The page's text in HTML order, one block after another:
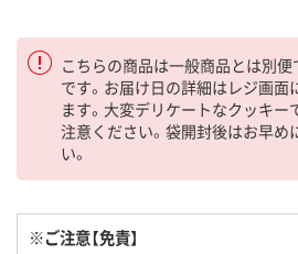
こちらの商品は一般商品とは別
です。お届け日の詳細はレジ画面
ます。大変デリケートなクッキ
注意ください。袋開封後はお早め
い。
※ご注意【免責】